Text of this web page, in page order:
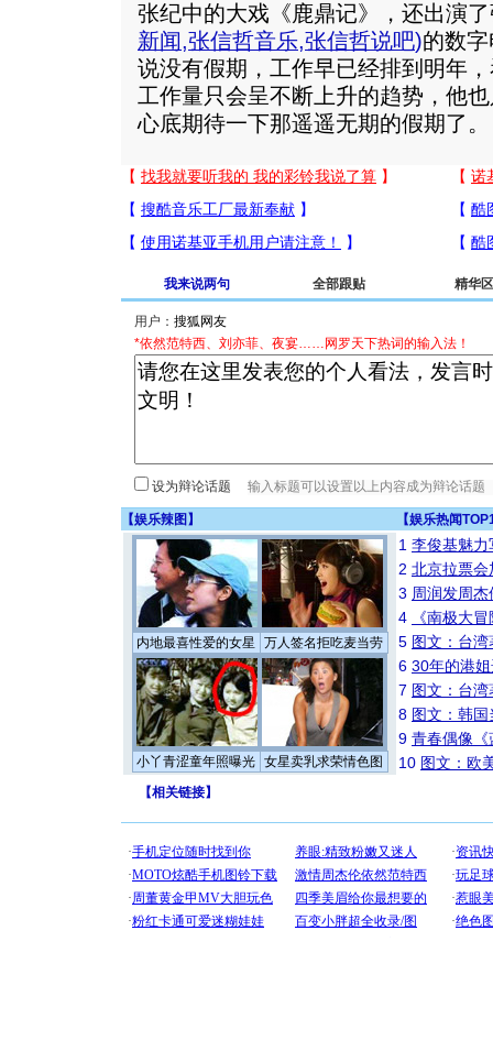
张纪中的大戏《鹿鼎记》，还出演
新闻,张信哲音乐,张信哲说吧)的数
说没有假期，工作早已经排到明年
工作量只会呈不断上升的趋势，他
心底期待一下那遥遥无期的假期了
我来说两句 全部跟贴 精华区
用户：
*依然范特西、刘亦菲、夜宴……网罗天下热词的输入法！
设为辩论话题
【娱乐辣图 】 【娱乐热闻
内地最喜性爱的女星 万人签名拒吃麦当劳
小丫青涩童年照曝光 女星卖乳求荣情色图
1 李俊基魅力
2 北京拉票
3 周润发周
4
《南极大
5 图文：台
6 30年的港
7 图文：台
8 图文：韩
9 青春偶像《
10 图文：欧
【相关链接】